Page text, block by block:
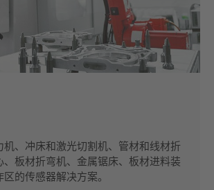
机、冲床和激光切割机、管材和线材折
、板材折弯机、金属锯床、板材进料装
的传感器解决方案。